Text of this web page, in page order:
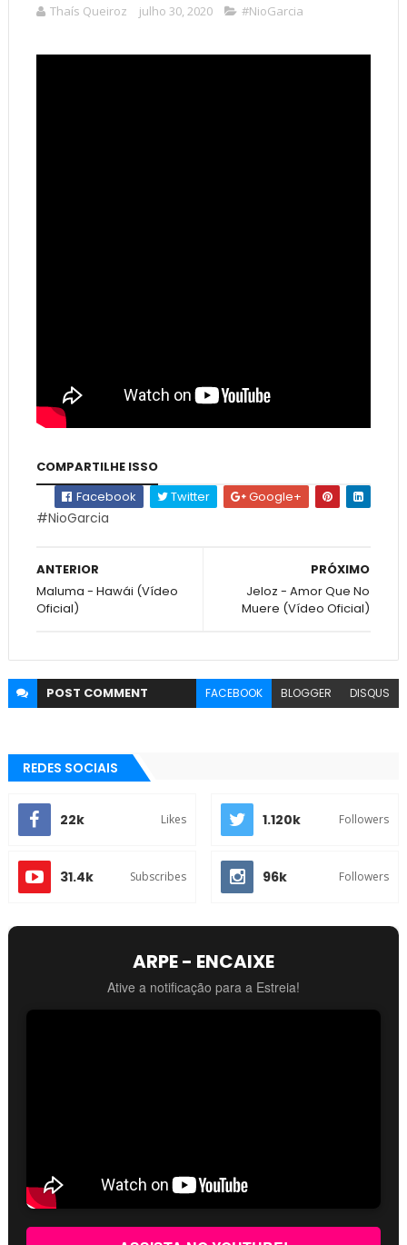
Thaís Queiroz julho 30, 2020 #NioGarcia
COMPARTILHE ISSO
Facebook
Twitter Google+
#NioGarcia
PRÓXIMO
Jeloz - Amor Que No
Muere (Vídeo Oficial)
ANTERIOR
Maluma - Hawái (Vídeo
Oficial)
POST COMMENT FACEBOOK BLOGGER DISQUS
REDES SOCIAIS
22k Likes 1.120k Followers
31.4k Subscribes 96k Followers
ARPE - ENCAIXE
Ative a notificação para a Estreia!